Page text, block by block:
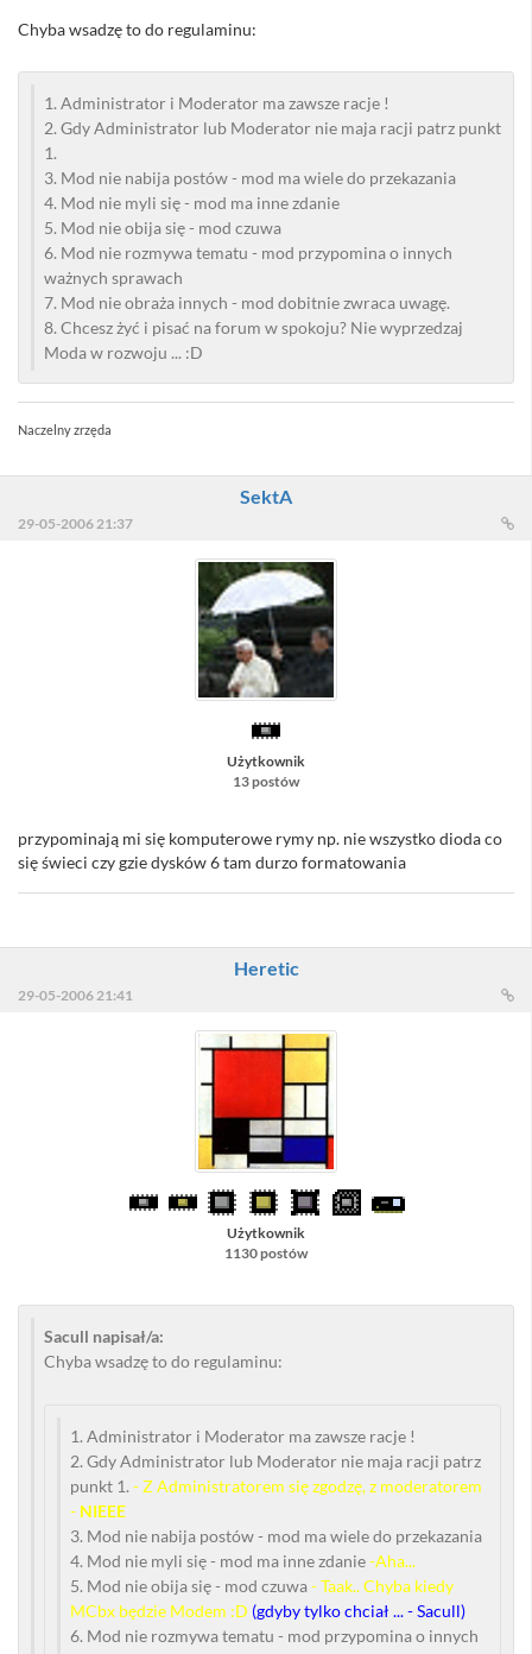
Chyba wsadzę to do regulaminu:
1. Administrator i Moderator ma zawsze racje !
2. Gdy Administrator lub Moderator nie maja racji patrz punkt
1.
3. Mod nie nabija postów - mod ma wiele do przekazania
4. Mod nie myli się - mod ma inne zdanie
5. Mod nie obija się - mod czuwa
6. Mod nie rozmywa tematu - mod przypomina o innych
ważnych sprawach
7. Mod nie obraża innych - mod dobitnie zwraca uwagę.
8. Chcesz żyć i pisać na forum w spokoju? Nie wyprzedzaj
Moda w rozwoju ... :D
Naczelny zrzęda
SektA
29-05-2006 21:37
Użytkownik
13 postów
przypominają mi się komputerowe rymy np. nie wszystko dioda co
się świeci czy gzie dysków 6 tam durzo formatowania
Heretic
29-05-2006 21:41
Użytkownik
1130 postów
Sacull napisał/a:
Chyba wsadzę to do regulaminu:
1. Administrator i Moderator ma zawsze racje !
2. Gdy Administrator lub Moderator nie maja racji patrz
punkt 1. - Z Administratorem się zgodzę, z moderatorem
- NIEEE
3. Mod nie nabija postów - mod ma wiele do przekazania
4. Mod nie myli się - mod ma inne zdanie-Aha...
5. Mod nie obija się - mod czuwa- Taak.. Chyba kiedy
MCbx będzie Modem :D (gdyby tylko chciał ... - Sacull)
6. Mod nie rozmywa tematu - mod przypomina o innych